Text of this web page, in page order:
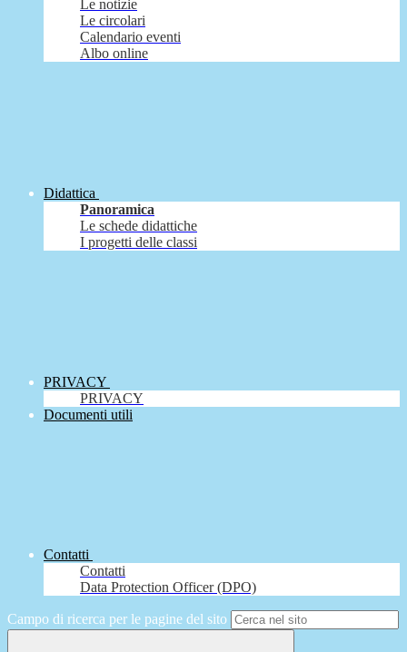
Le notizie
Le circolari
Calendario eventi
Albo online
Didattica
Panoramica
Le schede didattiche
I progetti delle classi
PRIVACY
PRIVACY
Documenti utili
Contatti
Contatti
Data Protection Officer (DPO)
Campo di ricerca per le pagine del sito